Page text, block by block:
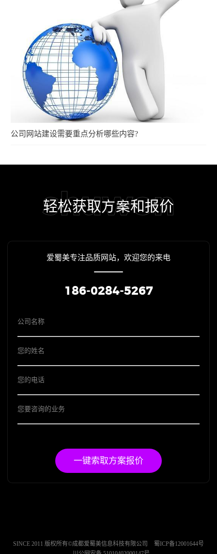
公司网站建设需要重点分析哪些内容?
shuwon
轻松获取方案和报价
爱蜀美专注品质网站，欢迎您的来电
186-0284-5267
一键索取方案报价
SINCE 2011 版权所有©成都爱蜀美信息科技有限公司
蜀ICP备12001644号